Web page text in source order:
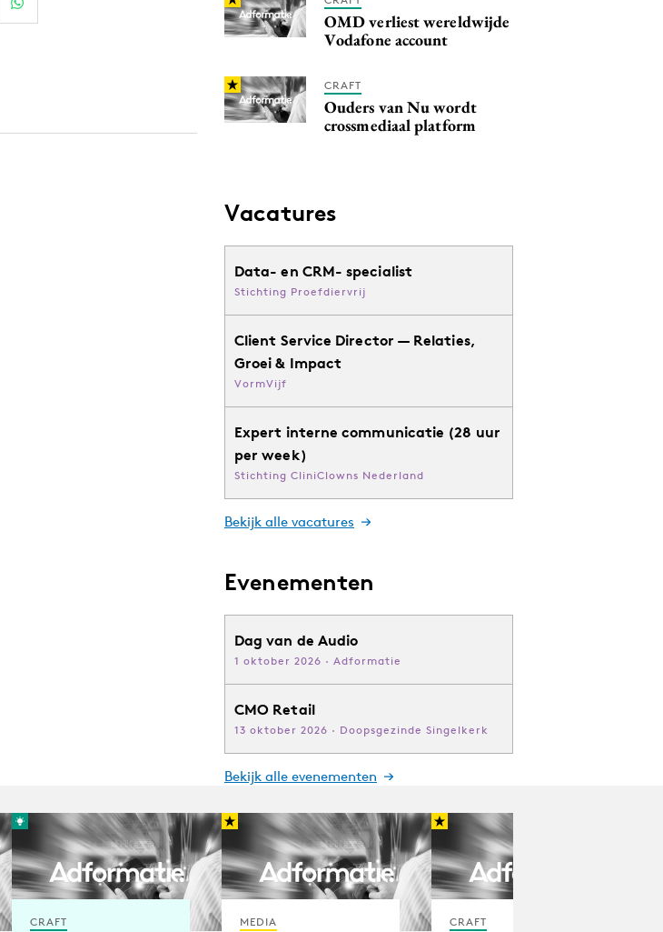
OMD verliest wereldwijde
Vodafone account
CRAFT
Ouders van Nu wordt
crossmediaal platform
Vacatures
Data- en CRM- specialist
Stichting Proefdiervrij
Client Service Director — Relaties,
Groei & Impact
VormVijf
Expert interne communicatie (28 uur
per week)
Stichting CliniClowns Nederland
Bekijk alle vacatures
Evenementen
Dag van de Audio
1 oktober 2026 · Adformatie
CMO Retail
13 oktober 2026 · Doopsgezinde Singelkerk
Bekijk alle evenementen
CRAFT MEDIA CRAFT